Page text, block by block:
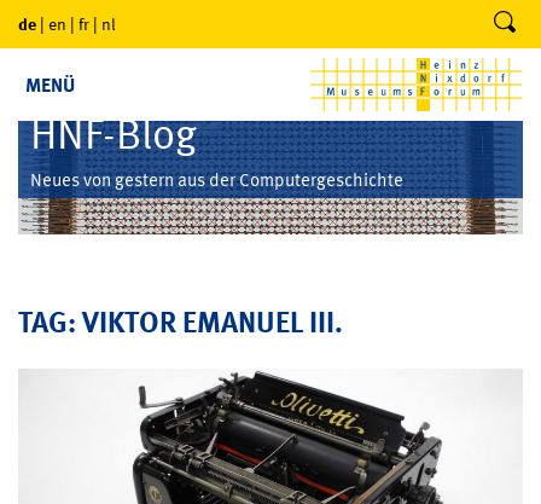
de | en | fr | nl
MENÜ
HNF-Blog
Neues von gestern aus der Computergeschichte
TAG: VIKTOR EMANUEL III.